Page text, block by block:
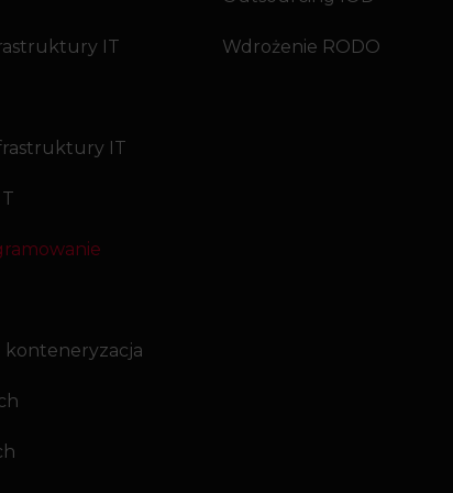
IT
IT
konteneryzacja
Wdrożenie RODO